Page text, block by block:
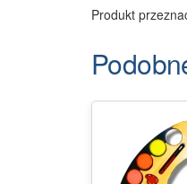
Produkt